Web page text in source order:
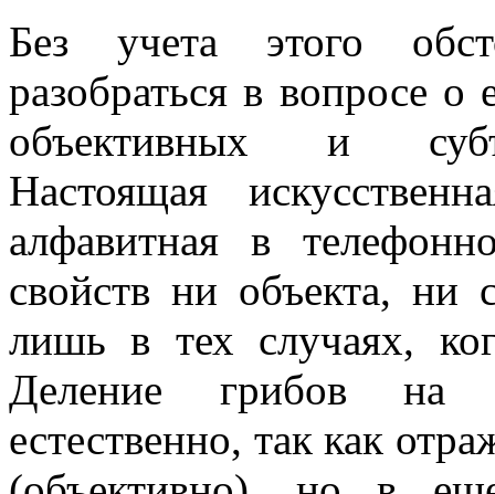
Без учета этого
разобраться в вопросе о
объективных и
Настоящая
алфавитная в
свойств ни объекта, ни
лишь в тех случаях,
Деление грибов на
естественно, так как